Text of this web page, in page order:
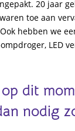
20 jaar
toe aan
hebben we
LED
dit
nodig